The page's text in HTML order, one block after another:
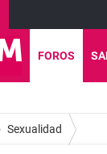
FOROS
Sexualidad